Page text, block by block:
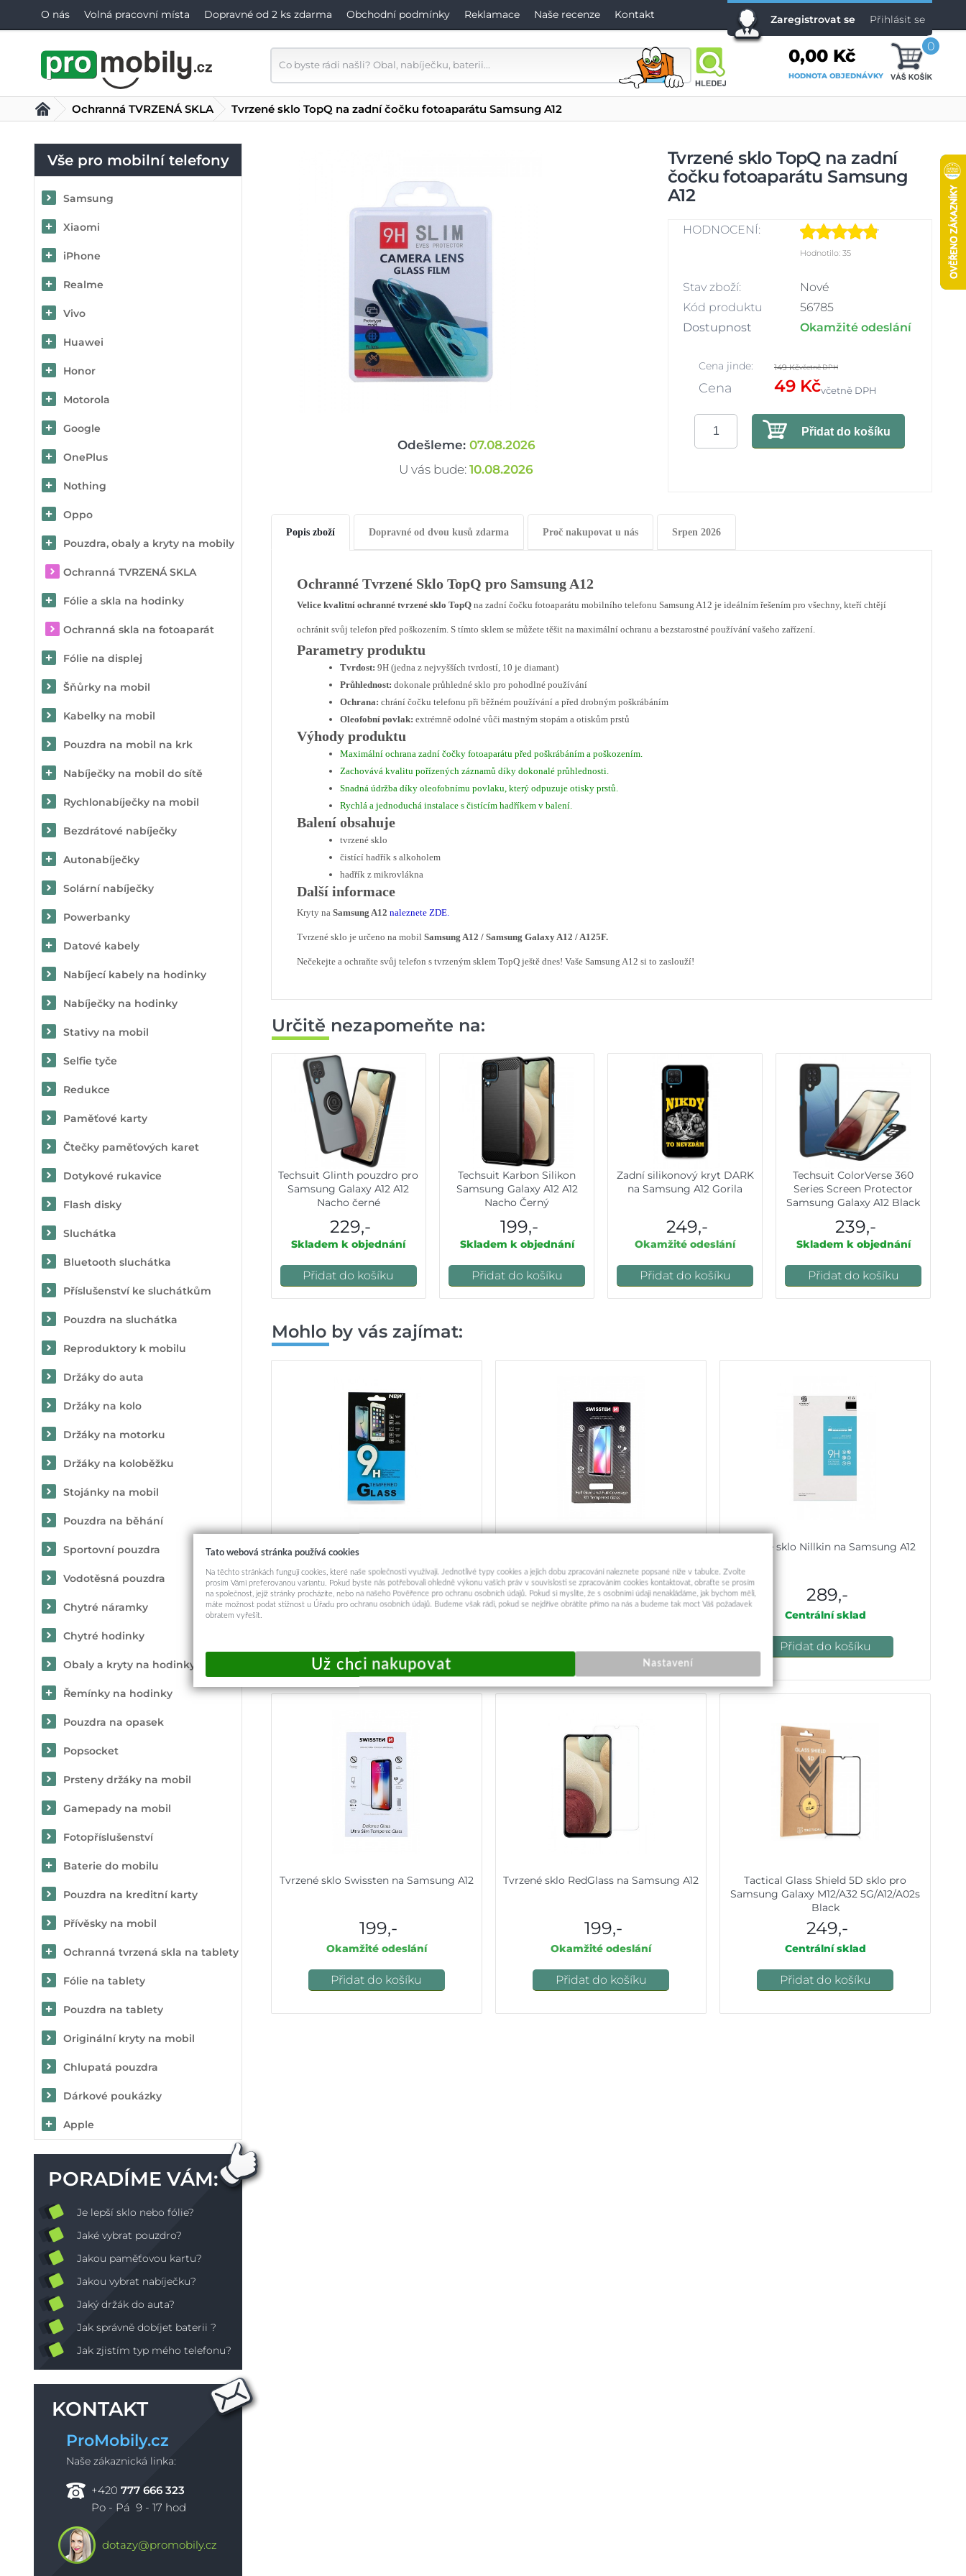
O nás Volná pracovní místa Dopravné od 2 ks zdarma Obchodní podmínky Reklamace Naše recenze Kontakt Zaregistrovat se Přihlásit se
0,00 Kč
HODNOTA OBJEDNÁVKY
0
Vše pro mobilní telefony
Samsung
Xiaomi
iPhone
Realme
Vivo
Huawei
Honor
Motorola
Google
OnePlus
Nothing
Oppo
Pouzdra, obaly a kryty na mobily
Ochranná TVRZENÁ SKLA
Fólie a skla na hodinky
Ochranná skla na fotoaparát
Fólie na displej
Šňůrky na mobil
Kabelky na mobil
Pouzdra na mobil na krk
Nabíječky na mobil do sítě
Rychlonabíječky na mobil
Bezdrátové nabíječky
Autonabíječky
Solární nabíječky
Powerbanky
Datové kabely
Nabíjecí kabely na hodinky
Nabíječky na hodinky
Stativy na mobil
Selfie tyče
Redukce
Paměťové karty
Čtečky paměťových karet
Dotykové rukavice
Flash disky
Sluchátka
Bluetooth sluchátka
Příslušenství ke sluchátkům
Pouzdra na sluchátka
Reproduktory k mobilu
Držáky do auta
Držáky na kolo
Držáky na motorku
Držáky na koloběžku
Stojánky na mobil
Pouzdra na běhání
Sportovní pouzdra
Vodotěsná pouzdra
Chytré náramky
Chytré hodinky
Obaly a kryty na hodinky
Řemínky na hodinky
Pouzdra na opasek
Popsocket
Prsteny držáky na mobil
Gamepady na mobil
Fotopříslušenství
Baterie do mobilu
Pouzdra na kreditní karty
Přívěsky na mobil
Ochranná tvrzená skla na tablety
Fólie na tablety
Pouzdra na tablety
Originální kryty na mobil
Chlupatá pouzdra
Dárkové poukázky
Apple
PORADÍME VÁM:
Je lepší sklo nebo fólie?
Jaké vybrat pouzdro?
Jakou paměťovou kartu?
Jakou vybrat nabíječku?
Jaký držák do auta?
Jak správně dobíjet baterii ?
Jak zjistím typ mého telefonu?
KONTAKT
ProMobily.cz
Naše zákaznická linka:
+420 777 666 323
Po - Pá 9 - 17 hod
dotazy@promobily.cz
Ochranná TVRZENÁ SKLA Tvrzené sklo TopQ na zadní čočku fotoaparátu Samsung A12
Odešleme: 07.08.2026
U vás bude:10.08.2026
Tvrzené sklo TopQ na zadní
čočku fotoaparátu Samsung
A12
HODNOCENÍ:
Hodnotilo: 35
Stav zboží:
Nové
Kód produktu
56785
Dostupnost
Okamžité odeslání
Cena jinde: 149 Kčvčetně DPH
Cena 49 Kčvčetně DPH
Přidat do košíku
Popis zboží Dopravné od dvou kusů zdarma Proč nakupovat u nás Srpen 2026
Ochranné Tvrzené Sklo TopQ pro Samsung A12
Velice kvalitní ochranné tvrzené sklo TopQ na zadní čočku fotoaparátu mobilního telefonu Samsung A12 je ideálním řešením pro všechny, kteří chtějí
ochránit svůj telefon před poškozením. S tímto sklem se můžete těšit na maximální ochranu a bezstarostné používání vašeho zařízení.
Parametry produktu
Tvrdost: 9H (jedna z nejvyšších tvrdostí, 10 je diamant)
Průhlednost: dokonale průhledné sklo pro pohodlné používání
Ochrana: chrání čočku telefonu při běžném používání a před drobným poškrábáním
Oleofobní povlak: extrémně odolné vůči mastným stopám a otiskům prstů
Výhody produktu
Maximální ochrana zadní čočky fotoaparátu před poškrábáním a poškozením.
Zachovává kvalitu pořízených záznamů díky dokonalé průhlednosti.
Snadná údržba díky oleofobnímu povlaku, který odpuzuje otisky prstů.
Rychlá a jednoduchá instalace s čistícím hadříkem v balení.
Balení obsahuje
tvrzené sklo
čistící hadřík s alkoholem
hadřík z mikrovlákna
Další informace
Kryty na Samsung A12 naleznete ZDE.
Tvrzené sklo je určeno na mobil Samsung A12 / Samsung Galaxy A12 / A125F.
Nečekejte a ochraňte svůj telefon s tvrzeným sklem TopQ ještě dnes! Vaše Samsung A12 si to zaslouží!
Určitě nezapomeňte na:
Techsuit Glinth pouzdro pro
Samsung Galaxy A12 A12
Nacho černé
229,-
Skladem k objednání
Přidat do košíku
Techsuit Karbon Silikon
Samsung Galaxy A12 A12
Nacho Černý
199,-
Skladem k objednání
Přidat do košíku
Zadní silikonový kryt DARK
na Samsung A12 Gorila
249,-
Okamžité odeslání
Přidat do košíku
Techsuit ColorVerse 360
Series Screen Protector
Samsung Galaxy A12 Black
239,-
Skladem k objednání
Přidat do košíku
Mohlo by vás zajímat:
Tvrzené sklo TopGlass na Samsung A12
199,- 299,-
Tvrzené sklo Nillkin na Samsung A12
289,-
Centrální sklad
Přidat do košíku
Tvrzené sklo Swissten na Samsung A12
199,-
Okamžité odeslání
Přidat do košíku
Tvrzené sklo RedGlass na Samsung A12
199,-
Okamžité odeslání
Přidat do košíku
Tactical Glass Shield 5D sklo pro
Samsung Galaxy M12/A32 5G/A12/A02s
Black
249,-
Centrální sklad
Přidat do košíku
Tato webová stránka používá cookies
Na těchto stránkách fungují cookies, které naše společnosti využívají. Jednotlivé typy cookies a jejich dobu zpracování naleznete popsané níže v tabulce. Zvolte
prosím Vámi preferovanou variantu. Pokud byste nás potřebovali ohledně výkonu vašich práv v souvislosti se zpracováním cookies kontaktovat, obraťte se prosím
na společnost, jejíž stránky procházíte, nebo na našeho Pověřence pro ochranu osobních údajů. Pokud si myslíte, že s osobními údaji nenakládáme, jak bychom měli,
máte možnost podat stížnost u Úřadu pro ochranu osobních údajů. Budeme však rádi, pokud se nejdříve obrátíte přímo na nás a budeme tak moct Váš požadavek
obratem vyřešit.
Nastavení